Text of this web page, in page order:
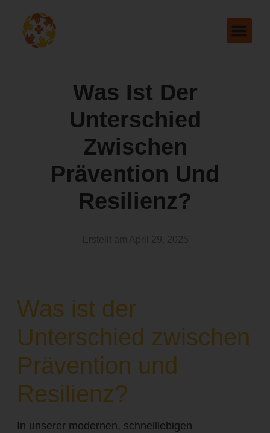
Was Ist Der
Unterschied
Zwischen
Prävention Und
Resilienz?
Was ist der
Unterschied zwischen
Prävention und
Resilienz?
In unserer modernen, schnelllebigen